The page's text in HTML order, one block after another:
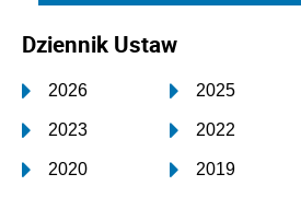
Dziennik Ustaw
2026 2025
2023 2022
2020 2019